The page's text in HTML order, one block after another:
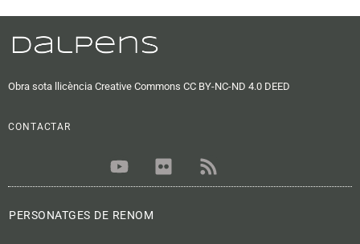
Obra sota llicència Creative Commons CC BY-NC-ND 4.0 DEED
CONTACTAR
Y
o
t
F
l
R
s
PERSONATGES DE RENOM